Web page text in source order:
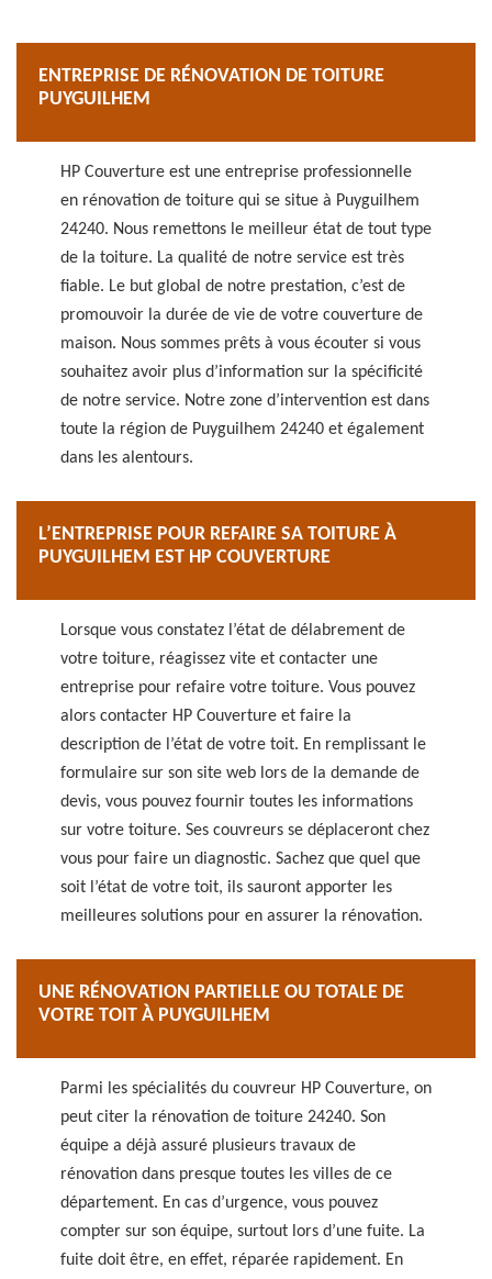
ENTREPRISE DE RÉNOVATION DE TOITURE
PUYGUILHEM
HP Couverture est une entreprise professionnelle
en rénovation de toiture qui se situe à Puyguilhem
24240. Nous remettons le meilleur état de tout type
de la toiture. La qualité de notre service est très
fiable. Le but global de notre prestation, c’est de
promouvoir la durée de vie de votre couverture de
maison. Nous sommes prêts à vous écouter si vous
souhaitez avoir plus d’information sur la spécificité
de notre service. Notre zone d’intervention est dans
toute la région de Puyguilhem 24240 et également
dans les alentours.
L’ENTREPRISE POUR REFAIRE SA TOITURE À
PUYGUILHEM EST HP COUVERTURE
Lorsque vous constatez l’état de délabrement de
votre toiture, réagissez vite et contacter une
entreprise pour refaire votre toiture. Vous pouvez
alors contacter HP Couverture et faire la
description de l’état de votre toit. En remplissant le
formulaire sur son site web lors de la demande de
devis, vous pouvez fournir toutes les informations
sur votre toiture. Ses couvreurs se déplaceront chez
vous pour faire un diagnostic. Sachez que quel que
soit l’état de votre toit, ils sauront apporter les
meilleures solutions pour en assurer la rénovation.
UNE RÉNOVATION PARTIELLE OU TOTALE DE
VOTRE TOIT À PUYGUILHEM
Parmi les spécialités du couvreur HP Couverture, on
peut citer la rénovation de toiture 24240. Son
équipe a déjà assuré plusieurs travaux de
rénovation dans presque toutes les villes de ce
département. En cas d’urgence, vous pouvez
compter sur son équipe, surtout lors d’une fuite. La
fuite doit être, en effet, réparée rapidement. En